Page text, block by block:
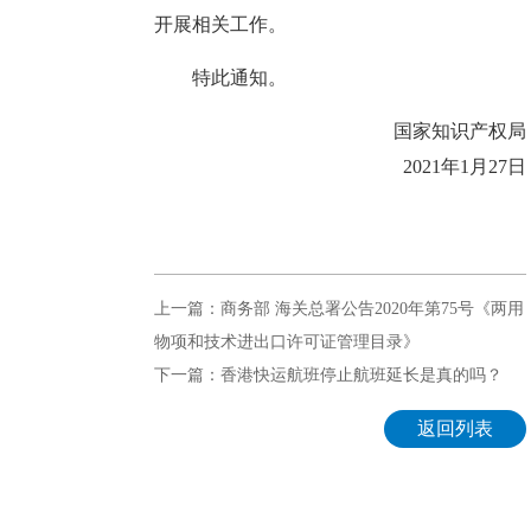
开展相关工作。
特此通知。
国家知识产权局
2021年1月27日
上一篇：商务部 海关总署公告2020年第75号《两用
物项和技术进出口许可证管理目录》
下一篇：香港快运航班停止航班延长是真的吗？
返回列表